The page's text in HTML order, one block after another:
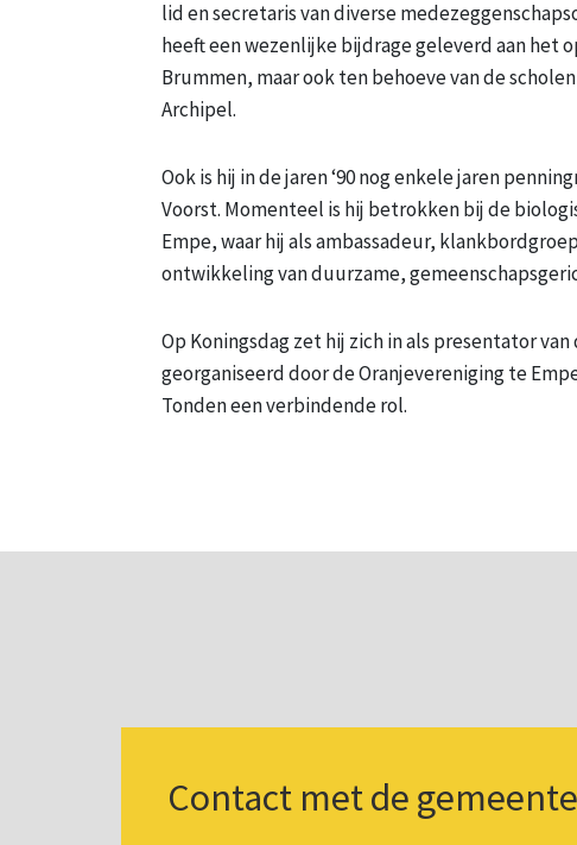
lid en secretaris van diverse
heeft een wezenlijke bijdrage geleverd aan het
Brummen, maar ook ten behoeve van de
Archipel.
Ook is hij in de jaren ‘90 nog enkele jaren
Voorst. Momenteel is hij betrokken bij de
Empe, waar hij als ambassadeur,
ontwikkeling van duurzame,
Op Koningsdag zet hij zich in als presentator
georganiseerd door de Oranjevereniging te
Tonden een verbindende rol.
Contact met de gemeente